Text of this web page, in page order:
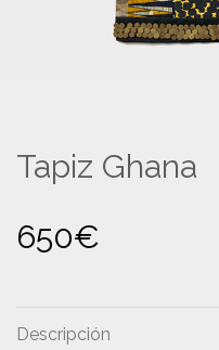
Tapiz Ghana
650€
Descripción